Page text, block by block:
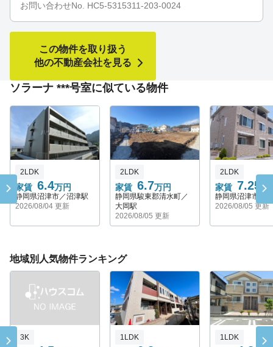
お問い合わせNo. HC5-5315311-203-0024
この物件を取り扱う
他の不動産会社を見る
ソラーナ ***号室に似ている物件
家賃 6.4万円
2LDK
静岡県沼津市／沼津駅
2026/08/04 更新
家賃 6.7万円
2LDK
静岡県駿東郡清水町／
大岡駅
2026/08/05 更新
家賃 7.25 万
2LDK
静岡県沼津市／
2026/08/05 更新
地域別人気物件ランキング
3K 1LDK 1LDK